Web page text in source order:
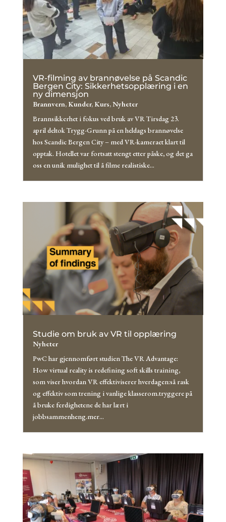
VR-filming av brannøvelse på Scandic
Bergen City: Sikkerhetsopplæring i en
ny dimensjon
Brannvern, Kunder, Kurs,Nyheter
Brannsikkerhet i fokus ved bruk av VR Tirsdag 23.
april deltok Trygg-Grunn på en heldags brannøvelse
hos Scandic Bergen City – med VR-kameraet klart til
opptak. Hotellet var fortsatt stengt etter påske, og det ga
oss en unik mulighet til å filme realistiske...
Studie om bruk av VR til opplæring
Nyheter
PwC har gjennomført studien The VR Advantage:
How virtual reality is redefining soft skills training,
som viser hvordan VR effektiviserer hverdagen:så rask
og effektiv som trening i vanlige klasserom.tryggere på
å bruke ferdighetene de har lært i
jobbsammenheng.mer...